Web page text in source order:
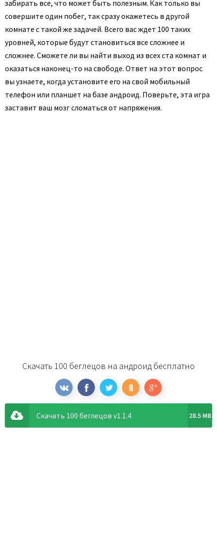
забирать все, что может быть полезным. Как только вы
совершите один побег, так сразу окажетесь в другой
комнате с такой же задачей. Всего вас ждет 100 таких
уровней, которые будут становиться все сложнее и
сложнее. Сможете ли вы найти выход из всех ста комнат и
оказаться наконец-то на свободе. Ответ на этот вопрос
вы узнаете, когда установите его на свой мобильный
телефон или планшет на базе андроид. Поверьте, эта игра
заставит ваш мозг сломаться от напряжения.
Скачать 100 беглецов на андроид бесплатно
Скачать 100 беглецов v1.1.4 28.5 MB